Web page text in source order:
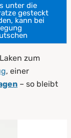
unter die
gesteckt
kann bei
zum
, einer
– so bleibt